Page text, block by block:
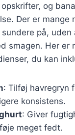
og
Der er mange
på, uden
smagen. Her er
du kan
: Tilføj havregryn
konsistens.
: Giver
meget fedt.